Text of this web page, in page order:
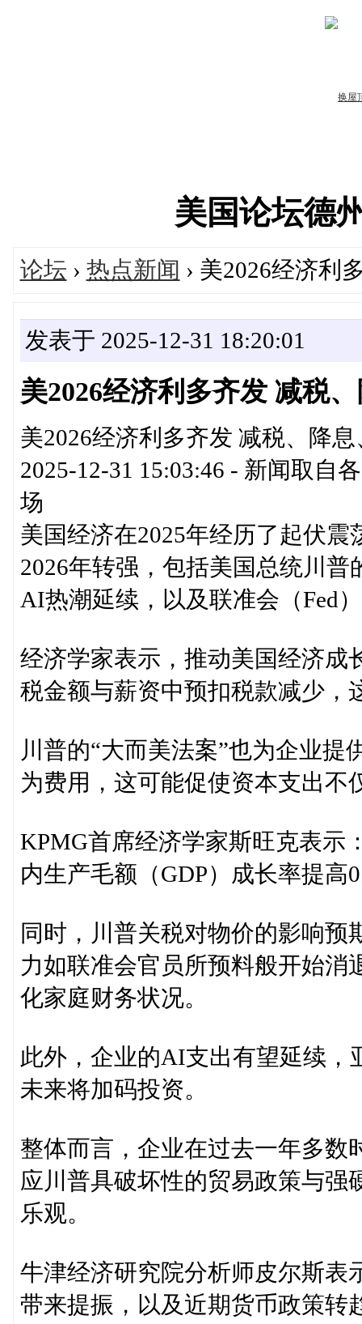
美国论坛德
论坛 › 热点新闻 › 美2026经济利
发表于 2025-12-31 18:20:01
美2026经济利多齐发 减税
美2026经济利多齐发 减税、降
2025-12-31 15:03:46 - 新闻取自
场
美国经济在2025年经历了起伏
2026年转强，包括美国总统川
AI热潮延续，以及联准会（Fed
经济学家表示，推动美国经济成
税金额与薪资中预扣税款减少，
川普的“大而美法案”也为企业
为费用，这可能促使资本支出
KPMG首席经济学家斯旺克表示
内生产毛额（GDP）成长率提高
同时，川普关税对物价的影响
力如联准会官员所预料般开始消
化家庭财务状况。
此外，企业的AI支出有望延续，
未来将加码投资。
整体而言，企业在过去一年多数
应川普具破坏性的贸易政策与强
乐观。
牛津经济研究院分析师皮尔斯表
带来提振，以及近期货币政策转